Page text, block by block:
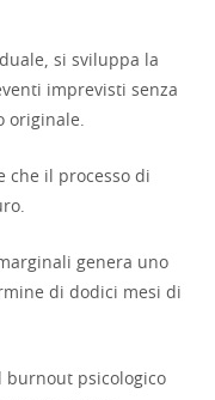
si sviluppa la
imprevisti senza
originale.
che il processo di
genera uno
di dodici mesi di
burnout psicologico